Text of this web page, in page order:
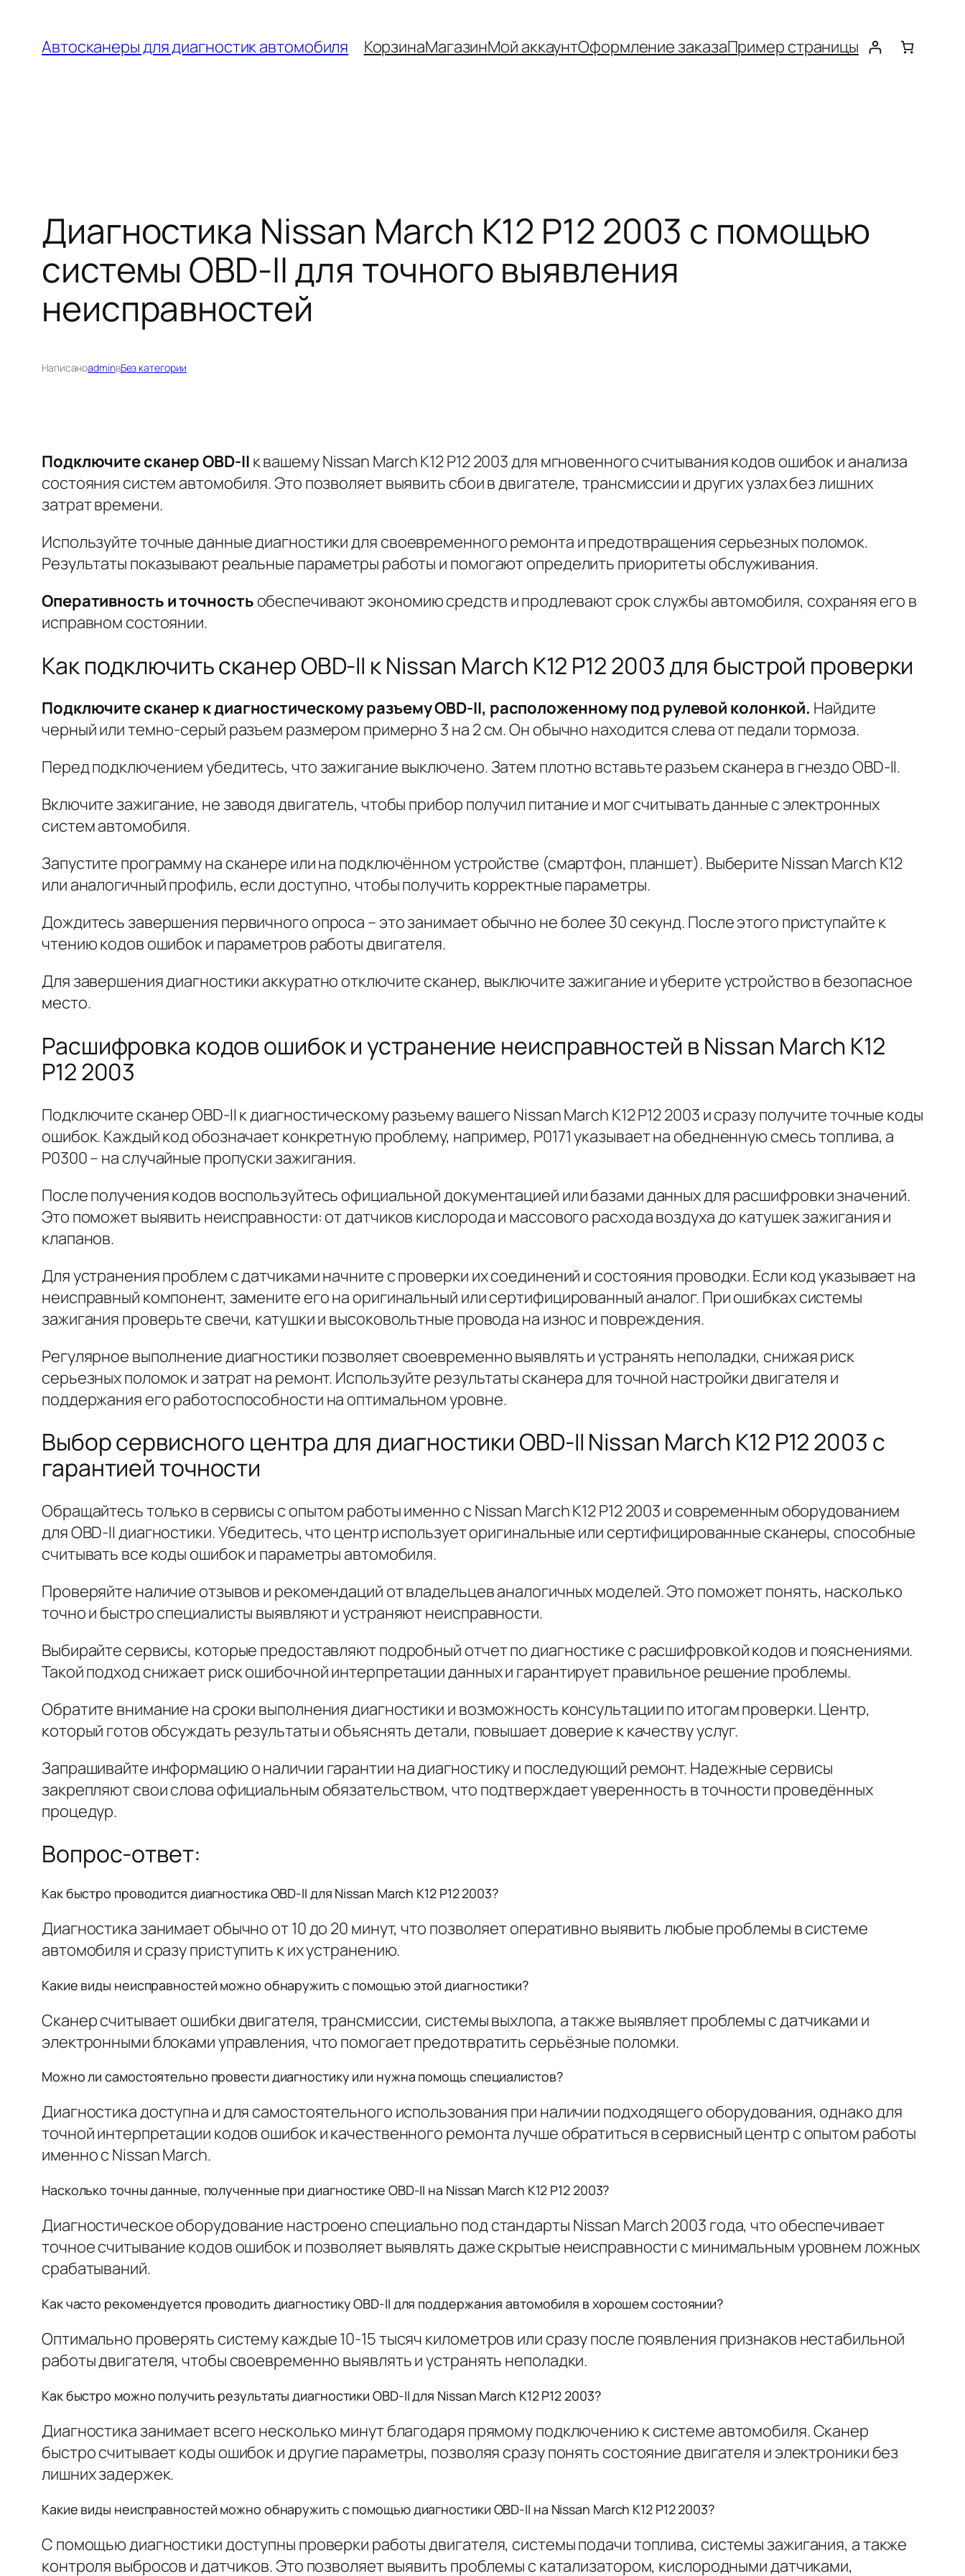
содержимому
Автосканеры для диагностик автомобиля КорзинаМагазинМой аккаунтОформление заказаПример страницы
Диагностика Nissan March K12 P12 2003 с помощью
системы OBD-II для точного выявления
неисправностей
НаписаноadminвБез категории
Подключите сканер OBD-II к вашему Nissan March K12 P12 2003 для мгновенного считывания кодов ошибок и анализа
состояния систем автомобиля. Это позволяет выявить сбои в двигателе, трансмиссии и других узлах без лишних
затрат времени.
Используйте точные данные диагностикидля своевременного ремонта и предотвращения серьезных поломок.
Результаты показывают реальные параметры работы и помогают определить приоритеты обслуживания.
Оперативность и точность обеспечивают экономию средств и продлевают срок службы автомобиля, сохраняя его в
исправном состоянии.
Как подключить сканер OBD-II к Nissan March K12 P12 2003 для быстрой проверки
Подключите сканер к диагностическому разъему OBD-II, расположенному под рулевой колонкой. Найдите
черный или темно-серый разъем размером примерно 3 на 2 см. Он обычно находится слева от педали тормоза.
Перед подключением убедитесь, что зажигание выключено. Затем плотно вставьте разъем сканера в гнездо OBD-II.
Включите зажигание, не заводя двигатель, чтобы прибор получил питание и мог считывать данные с электронных
систем автомобиля.
Запустите программу на сканере или на подключённом устройстве (смартфон, планшет). Выберите Nissan March K12
или аналогичный профиль, если доступно, чтобы получить корректные параметры.
Дождитесь завершения первичного опроса – это занимает обычно не более 30 секунд. После этого приступайте к
чтению кодов ошибок и параметров работы двигателя.
Для завершения диагностики аккуратно отключите сканер, выключите зажигание и уберите устройство в безопасное
место.
Расшифровка кодов ошибок и устранение неисправностей в Nissan March K12
P12 2003
Подключите сканер OBD-II к диагностическому разъему вашего Nissan March K12 P12 2003 и сразу получите точные коды
ошибок. Каждый код обозначает конкретную проблему, например, P0171 указывает на обедненную смесь топлива, а
P0300 – на случайные пропуски зажигания.
После получения кодов воспользуйтесь официальной документацией или базами данных для расшифровки значений.
Это поможет выявить неисправности: от датчиков кислорода и массового расхода воздуха до катушек зажигания и
клапанов.
Для устранения проблем с датчиками начните с проверки их соединений и состояния проводки. Если код указывает на
неисправный компонент, замените его на оригинальный или сертифицированный аналог. При ошибках системы
зажигания проверьте свечи, катушки и высоковольтные провода на износ и повреждения.
Регулярное выполнение диагностики позволяет своевременно выявлять и устранять неполадки, снижая риск
серьезных поломок и затрат на ремонт. Используйте результаты сканера для точной настройки двигателя и
поддержания его работоспособности на оптимальном уровне.
Выбор сервисного центра для диагностики OBD-II Nissan March K12 P12 2003 с
гарантией точности
Обращайтесь только в сервисы с опытом работы именно с Nissan March K12 P12 2003 и современным оборудованием
для OBD-II диагностики. Убедитесь, что центр использует оригинальные или сертифицированные сканеры, способные
считывать все коды ошибок и параметры автомобиля.
Проверяйте наличие отзывов и рекомендаций от владельцев аналогичных моделей. Это поможет понять, насколько
точно и быстро специалисты выявляют и устраняют неисправности.
Выбирайте сервисы, которые предоставляют подробный отчет по диагностике с расшифровкой кодов и пояснениями.
Такой подход снижает риск ошибочной интерпретации данных и гарантирует правильное решение проблемы.
Обратите внимание на сроки выполнения диагностики и возможность консультации по итогам проверки. Центр,
который готов обсуждать результаты и объяснять детали, повышает доверие к качеству услуг.
Запрашивайте информацию о наличии гарантии на диагностику и последующий ремонт. Надежные сервисы
закрепляют свои слова официальным обязательством, что подтверждает уверенность в точности проведённых
процедур.
Вопрос-ответ:
Как быстро проводится диагностика OBD-II для Nissan March K12 P12 2003?
Диагностика занимает обычно от 10 до 20 минут, что позволяет оперативно выявить любые проблемы в системе
автомобиля и сразу приступить к их устранению.
Какие виды неисправностей можно обнаружить с помощью этой диагностики?
Сканер считывает ошибки двигателя, трансмиссии, системы выхлопа, а также выявляет проблемы с датчиками и
электронными блоками управления, что помогает предотвратить серьёзные поломки.
Можно ли самостоятельно провести диагностику или нужна помощь специалистов?
Диагностика доступна и для самостоятельного использования при наличии подходящего оборудования, однако для
точной интерпретации кодов ошибок и качественного ремонта лучше обратиться в сервисный центр с опытом работы
именно с Nissan March.
Насколько точны данные, полученные при диагностике OBD-II на Nissan March K12 P12 2003?
Диагностическое оборудование настроено специально под стандарты Nissan March 2003 года, что обеспечивает
точное считывание кодов ошибок и позволяет выявлять даже скрытые неисправности с минимальным уровнем ложных
срабатываний.
Как часто рекомендуется проводить диагностику OBD-II для поддержания автомобиля в хорошем состоянии?
Оптимально проверять систему каждые 10-15 тысяч километров или сразу после появления признаков нестабильной
работы двигателя, чтобы своевременно выявлять и устранять неполадки.
Как быстро можно получить результаты диагностики OBD-II для Nissan March K12 P12 2003?
Диагностика занимает всего несколько минут благодаря прямому подключению к системе автомобиля. Сканер
быстро считывает коды ошибок и другие параметры, позволяя сразу понять состояние двигателя и электроники без
лишних задержек.
Какие виды неисправностей можно обнаружить с помощью диагностики OBD-II на Nissan March K12 P12 2003?
С помощью диагностики доступны проверки работы двигателя, системы подачи топлива, системы зажигания, а также
контроля выбросов и датчиков. Это позволяет выявить проблемы с катализатором, кислородными датчиками,